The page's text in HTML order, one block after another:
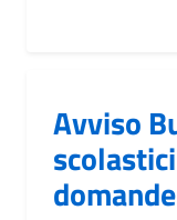
Avviso